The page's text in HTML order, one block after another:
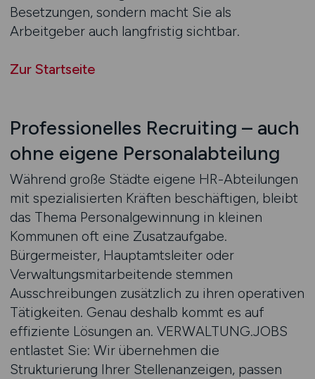
Besetzungen, sondern macht Sie als
Arbeitgeber auch langfristig sichtbar.
Zur Startseite
Professionelles Recruiting – auch
ohne eigene Personalabteilung
Während große Städte eigene HR-Abteilungen
mit spezialisierten Kräften beschäftigen, bleibt
das Thema Personalgewinnung in kleinen
Kommunen oft eine Zusatzaufgabe.
Bürgermeister, Hauptamtsleiter oder
Verwaltungsmitarbeitende stemmen
Ausschreibungen zusätzlich zu ihren operativen
Tätigkeiten. Genau deshalb kommt es auf
effiziente Lösungen an. VERWALTUNG.JOBS
entlastet Sie: Wir übernehmen die
Strukturierung Ihrer Stellenanzeigen, passen